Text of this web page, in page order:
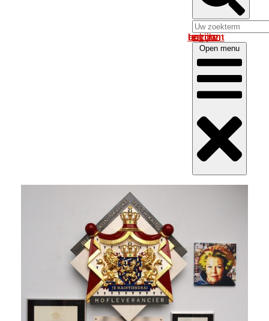
Log in om uw account te bekijken
Open menu